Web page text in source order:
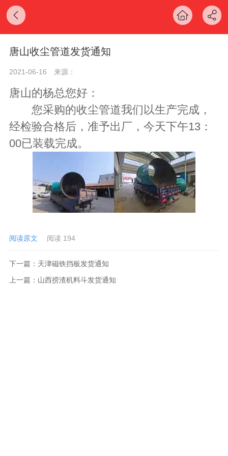
唐山收尘管道发货通知
2021-06-16 来源：
唐山的杨总您好：
您采购的收尘管道我们以生产完成，
经检验合格后，准予出厂，今天下午13：
00已装载完成。
阅读原文 阅读 194
下一篇： 天津磁铁挡板发货通知
上一篇： 山西捞渣机料斗发货通知